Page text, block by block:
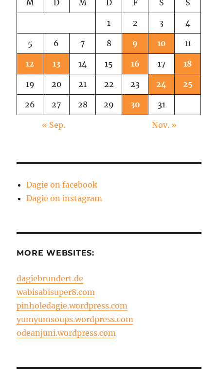
M D M D F S S
1 2 3 4
5 6 7 8 9 10 11
12 13 14 15 16 17 18
19 20 21 22 23 24 25
26 27 28 29 30 31
« Sep. Nov. »
Dagie on facebook
Dagie on instagram
MORE WEBSITES:
dagiebrundert.de
wabisabisuper8.com
pinholedagie.wordpress.com
yumyumsoups.wordpress.com
odeanjuni.wordpress.com